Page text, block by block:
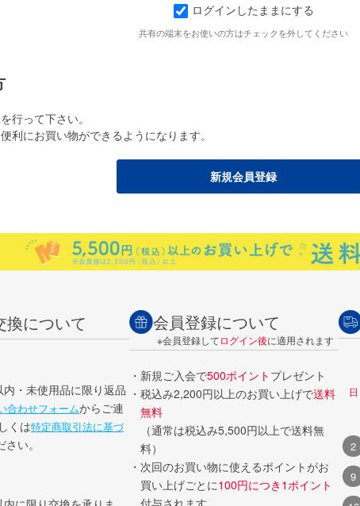
ログインしたままにする
共有の端末をお使いの方はチェックを外してください
行って下さい。
利にお買い物ができるようになります。
換について
・未使用品に限り返品
合わせフォームからご連
くは特定商取引法に基づ
い。
会員登録について
※会員登録してログイン後に適用されます
・新規ご入会で500ポイント プレゼント
・税込み2,200円以上のお買い上げで送料
無料
（通常は税込み5,500円以上で送料無
料）
・次回のお買い物に使えるポイントがお
買い上げごとに100円につき1ポイント
付与されます。
日
2
9